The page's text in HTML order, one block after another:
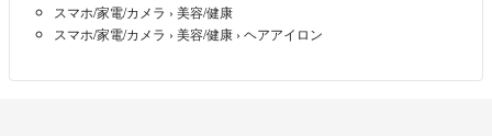
スマホ/家電/カメラ › 美容/健康
スマホ/家電/カメラ › 美容/健康 › ヘアアイロン